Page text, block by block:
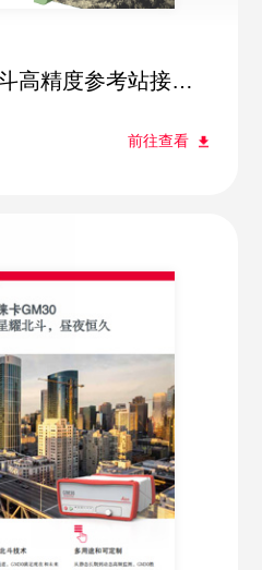
高精度参考站接收
前往查看